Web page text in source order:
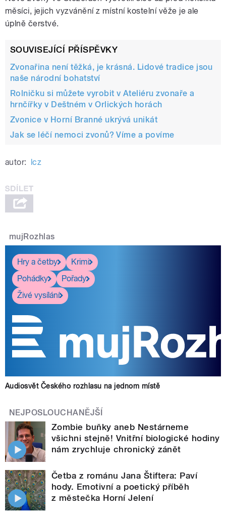
měsíci, jejich vyzvánění z místní kostelní věže je ale
úplně čerstvé.
SOUVISEJÍCÍ PŘÍSPĚVKY
Zvonařina není těžká, je krásná. Lidové tradice jsou
naše národní bohatství
Rolničku si můžete vyrobit v Ateliéru zvonaře a
hrnčířky v Deštném v Orlických horách
Zvonice v Horní Branné ukrývá unikát
Jak se léčí nemoci zvonů? Víme a povíme
autor: lcz
mujRozhlas
Hry a četby
Krimi
Pohádky
Pořady
Živé vysílání
Audiosvět Českého rozhlasu na jednom místě
NEJPOSLOUCHANĚJŠÍ
Zombie buňky aneb Nestárneme
všichni stejně! Vnitřní biologické hodiny
nám zrychluje chronický zánět
Četba z románu Jana Štiftera: Paví
hody. Emotivní a poetický příběh
z městečka Horní Jelení